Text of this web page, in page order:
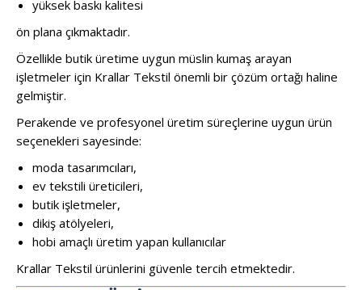
yüksek baskı kalitesi
ön plana çıkmaktadır.
Özellikle butik üretime uygun müslin kumaş arayan
işletmeler için Krallar Tekstil önemli bir çözüm ortağı haline
gelmiştir.
Perakende ve profesyonel üretim süreçlerine uygun ürün
seçenekleri sayesinde:
moda tasarımcıları,
ev tekstili üreticileri,
butik işletmeler,
dikiş atölyeleri,
hobi amaçlı üretim yapan kullanıcılar
Krallar Tekstil ürünlerini güvenle tercih etmektedir.